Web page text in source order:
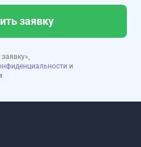
заявку
и